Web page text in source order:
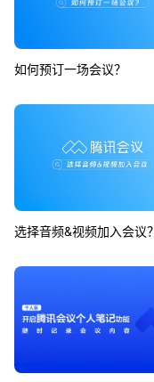
如何预订一场会议？
选择音频&视频加入会议？